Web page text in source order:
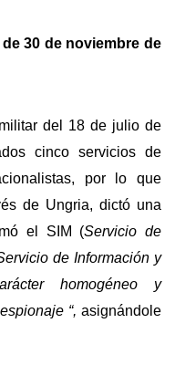
30 de noviembre de
del 18 de julio de
cinco servicios de
por lo que
de Ungria, dictó una
el SIM (Servicio de
de Información y
homogéneo y
“, asignándole